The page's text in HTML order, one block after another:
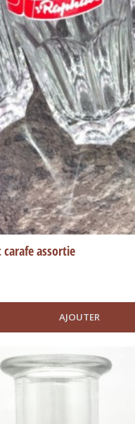
carafe assortie
AJOUTER